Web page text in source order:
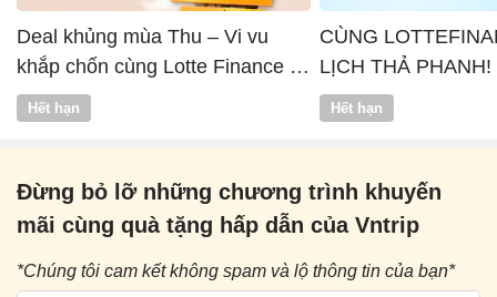
Deal khủng mùa Thu – Vi vu
khắp chốn cùng Lotte Finance x
Vntrip
Hết hạn
CÙNG
LỊCH THẢ PHANH!
Hết hạn
Đừng bỏ lỡ những chương trình khuyến
mãi cùng quà tặng hấp dẫn của Vntrip
*Chúng tôi cam kết không spam và lộ thông tin của bạn*